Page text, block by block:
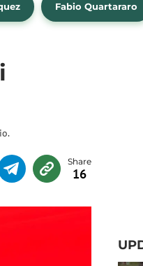
Fabio Quartararo
16